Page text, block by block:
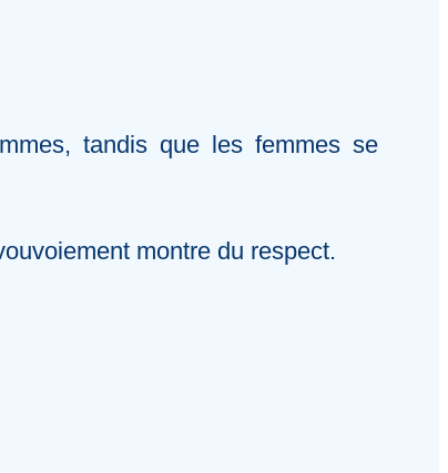
tandis que les femmes se
montre du respect.